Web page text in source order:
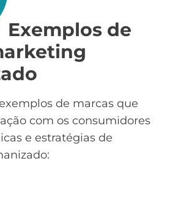
Exemplos de
de marcas que
com os consumidores
e estratégias de